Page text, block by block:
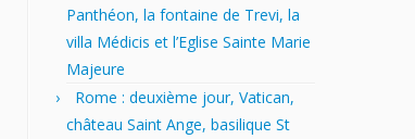
Panthéon, la fontaine de Trevi, la
villa Médicis et l’Eglise Sainte Marie
Majeure
Rome : deuxième jour, Vatican,
château Saint Ange, basilique St